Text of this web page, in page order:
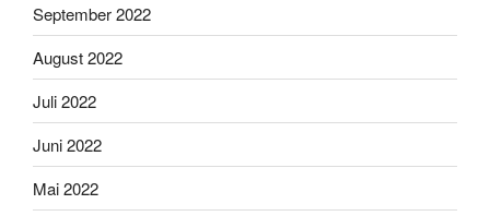
September 2022
August 2022
Juli 2022
Juni 2022
Mai 2022